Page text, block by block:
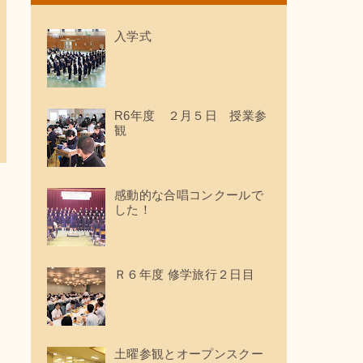
入学式
R6年度 ２月５日 授業参
観
感動的な合唱コンクールで
した！
Ｒ６年度 修学旅行２日目
土曜参観とオープンスクー